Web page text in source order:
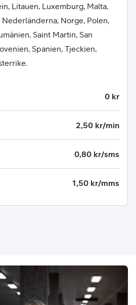
Litauen, Luxemburg, Malta,
Norge, Polen,
Saint Martin, San
Spanien, Tjeckien,
0 kr
2,50 kr/min
0,80 kr/sms
1,50 kr/mms